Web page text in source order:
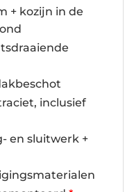
+ kozijn in de
inclusief
en sluitwerk +